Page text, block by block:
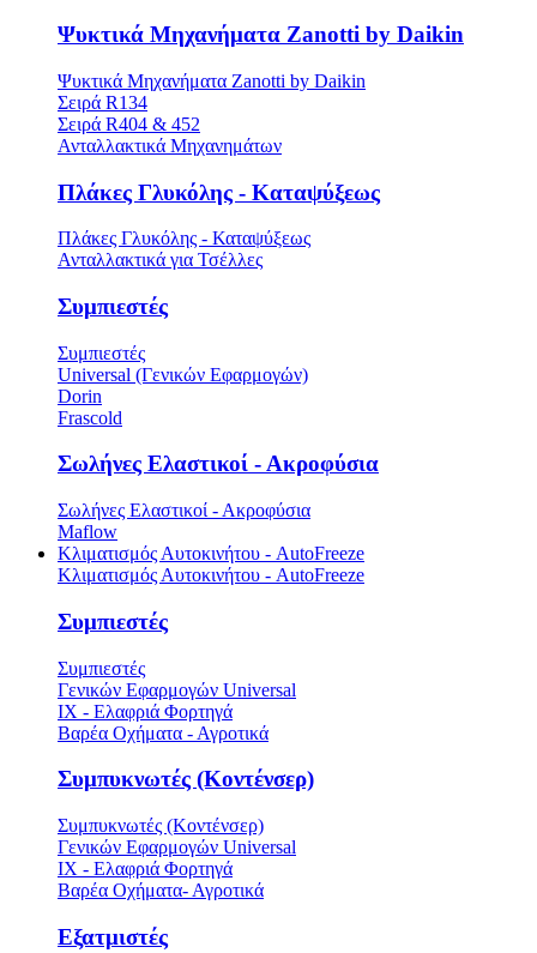
Ψυκτικά Μηχανήματα Zanotti by Daikin
Ψυκτικά Μηχανήματα Zanotti by Daikin
Σειρά R134
Σειρά R404 & 452
Ανταλλακτικά Μηχανημάτων
Πλάκες Γλυκόλης - Καταψύξεως
Πλάκες Γλυκόλης - Καταψύξεως
Ανταλλακτικά για Τσέλλες
Συμπιεστές
Συμπιεστές
Universal (Γενικών Εφαρμογών)
Dorin
Frascold
Σωλήνες Ελαστικοί - Ακροφύσια
Σωλήνες Ελαστικοί - Ακροφύσια
Maflow
Κλιματισμός Αυτοκινήτου - AutoFreeze
Κλιματισμός Αυτοκινήτου - AutoFreeze
Συμπιεστές
Συμπιεστές
Γενικών Εφαρμογών Universal
ΙΧ - Ελαφριά Φορτηγά
Βαρέα Οχήματα - Αγροτικά
Συμπυκνωτές (Κοντένσερ)
Συμπυκνωτές (Κοντένσερ)
Γενικών Εφαρμογών Universal
ΙΧ - Ελαφριά Φορτηγά
Βαρέα Οχήματα- Αγροτικά
Εξατμιστές